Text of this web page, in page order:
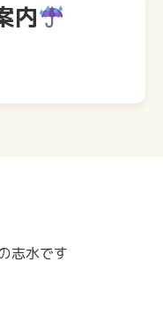
内
志水です